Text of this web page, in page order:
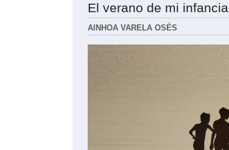
El verano de mi infancia
AINHOA VARELA OSÉS